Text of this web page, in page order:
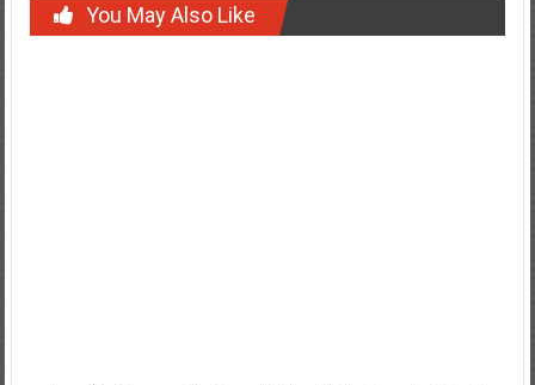
You May Also Like